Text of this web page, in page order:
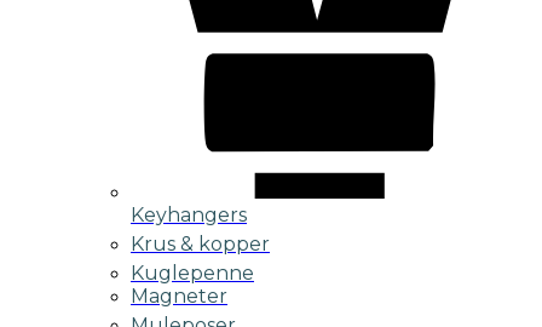
Keyhangers
Krus & kopper
Kuglepenne
Magneter